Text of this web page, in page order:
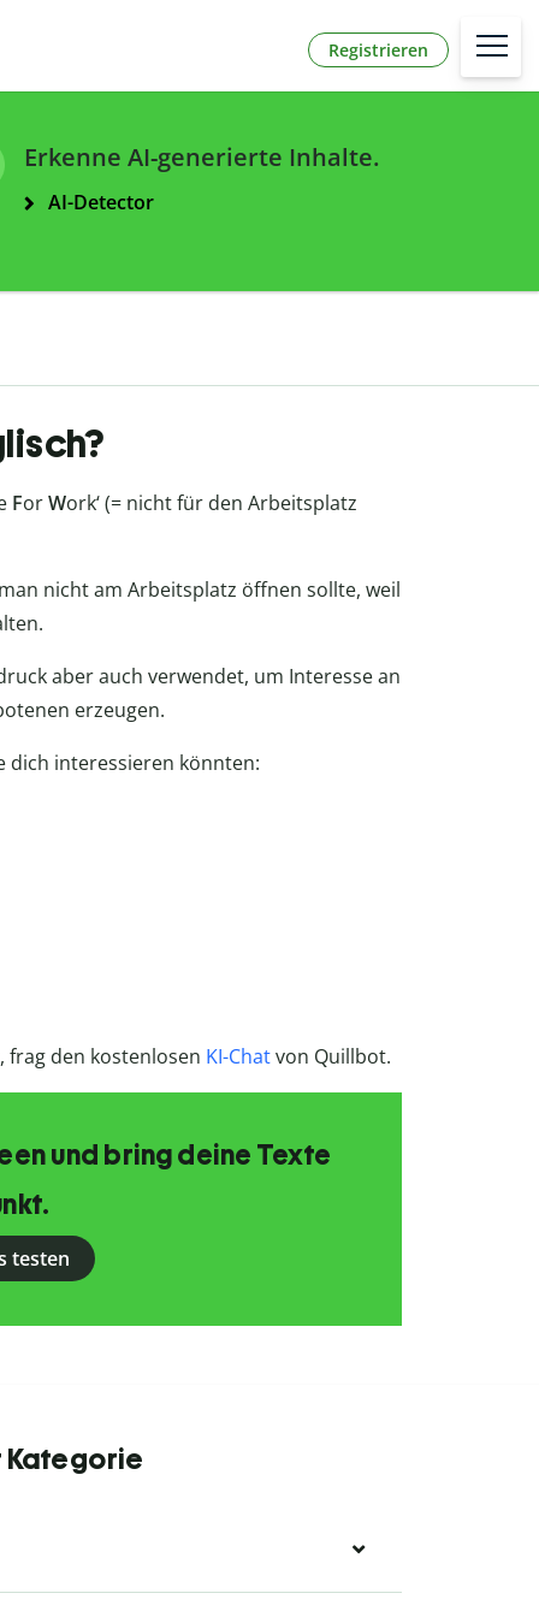
Registrieren
Erkenne AI-generierte Inhalte.
AI-Detector
ForWork‘ (= nicht für den Arbeitsplatz
nicht am Arbeitsplatz öffnen sollte, weil
aber auch verwendet, um Interesse an
erzeugen.
dich interessieren könnten:
frag den kostenlosen KI-Chatvon Quillbot.
und bring deine Texte
testen
Kategorie